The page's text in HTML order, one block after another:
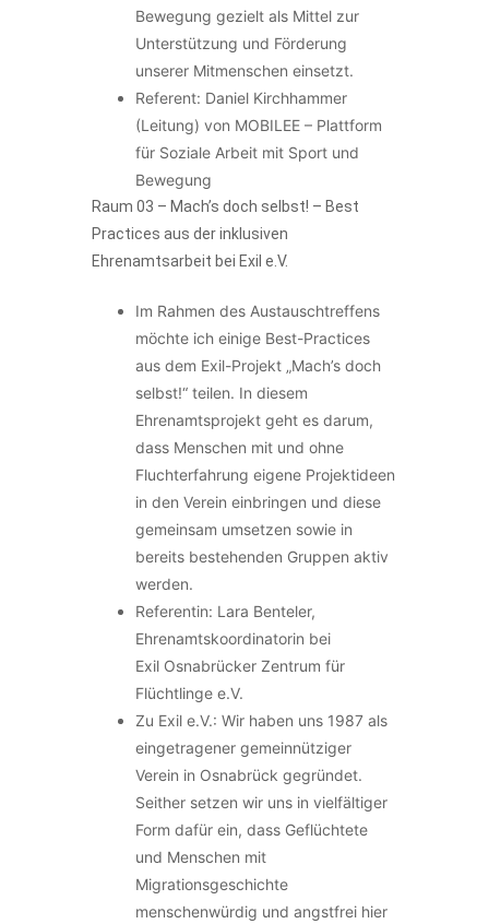
Bewegung gezielt als Mittel zur
Unterstützung und Förderung
unserer Mitmenschen einsetzt.
Referent: Daniel Kirchhammer
(Leitung) von MOBILEE – Plattform
für Soziale Arbeit mit Sport und
Bewegung
Raum 03 – Mach’s doch selbst! – Best
Practices aus der inklusiven
Ehrenamtsarbeit bei Exil e.V.
Im Rahmen des Austauschtreffens
möchte ich einige Best-Practices
aus dem Exil-Projekt „Mach’s doch
selbst!“ teilen. In diesem
Ehrenamtsprojekt geht es darum,
dass Menschen mit und ohne
Fluchterfahrung eigene Projektideen
in den Verein einbringen und diese
gemeinsam umsetzen sowie in
bereits bestehenden Gruppen aktiv
werden.
Referentin: Lara Benteler,
Ehrenamtskoordinatorin bei
Exil Osnabrücker Zentrum für
Flüchtlinge e.V.
Zu Exil e.V.: Wir haben uns 1987 als
eingetragener gemeinnütziger
Verein in Osnabrück gegründet.
Seither setzen wir uns in vielfältiger
Form dafür ein, dass Geflüchtete
und Menschen mit
Migrationsgeschichte
menschenwürdig und angstfrei hier